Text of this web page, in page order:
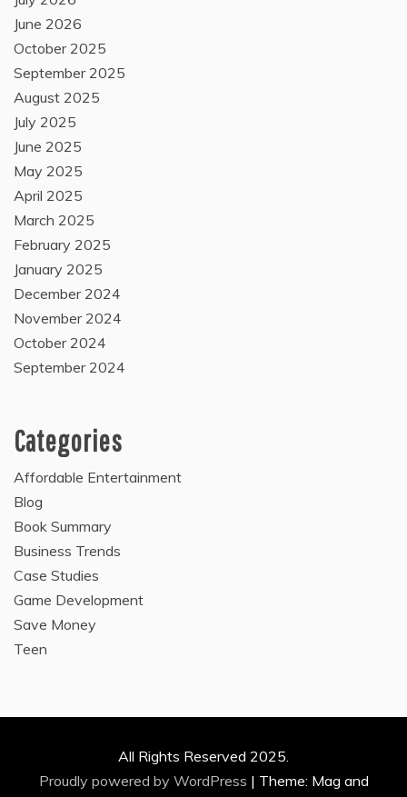
June 2026
October 2025
September 2025
August 2025
July 2025
June 2025
May 2025
April 2025
March 2025
February 2025
January 2025
December 2024
November 2024
October 2024
September 2024
Categories
Affordable Entertainment
Blog
Book Summary
Business Trends
Case Studies
Game Development
Save Money
Teen
All Rights Reserved 2025.
Proudly powered by WordPress | Theme: Mag and